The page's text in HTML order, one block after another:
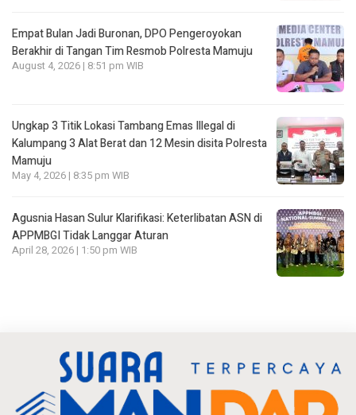
Empat Bulan Jadi Buronan, DPO Pengeroyokan
Berakhir di Tangan Tim Resmob Polresta Mamuju
August 4, 2026 | 8:51 pm WIB
Ungkap 3 Titik Lokasi Tambang Emas Illegal di
Kalumpang 3 Alat Berat dan 12 Mesin disita Polresta
Mamuju
May 4, 2026 | 8:35 pm WIB
Agusnia Hasan Sulur Klarifikasi: Keterlibatan ASN di
APPMBGI Tidak Langgar Aturan
April 28, 2026 | 1:50 pm WIB